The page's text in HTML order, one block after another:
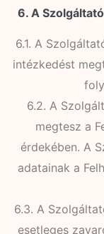
6. A
6.1. A
intézkedést
6.2. A
megtesz a
érdekében. A
adatainak a
6.3. A
esetleges